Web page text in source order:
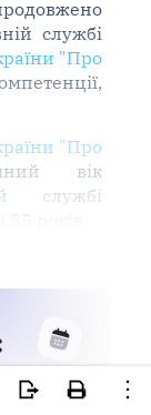
службі
"Про
"Про
вік
службі